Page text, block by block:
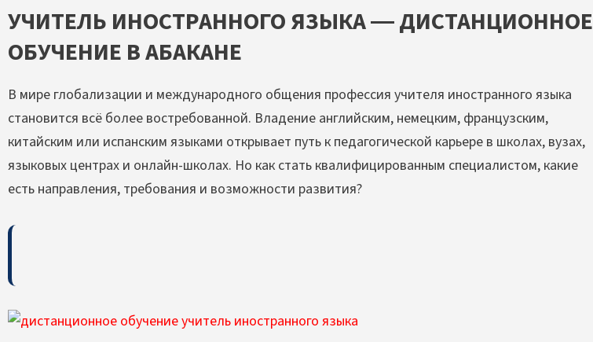
УЧИТЕЛЬ ИНОСТРАННОГО ЯЗЫКА — ДИСТАНЦИОННОЕ
ОБУЧЕНИЕ В АБАКАНЕ
В мире глобализации и международного общения профессия учителя иностранного языка
становится всё более востребованной. Владение английским, немецким, французским,
китайским или испанским языками открывает путь к педагогической карьере в школах, вузах,
языковых центрах и онлайн-школах. Но как стать квалифицированным специалистом, какие
есть направления, требования и возможности развития?